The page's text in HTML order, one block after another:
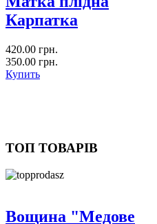
Карпатка
420.00 грн.
350.00 грн.
Купить
ТОП ТОВАРІВ
Вощина "Медове